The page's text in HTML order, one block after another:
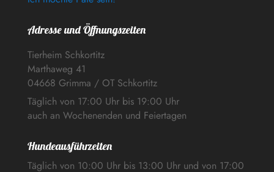
Adresse und Öffnungszeiten
Tierheim Schkortitz
Marthaweg 41
04668 Grimma / OT Schkortitz
Täglich von 17:00 Uhr bis 19:00 Uhr
auch an Wochenenden und Feiertagen
Hundeausführzeiten
Täglich von 10:00 Uhr bis 13:00 Uhr und von 17:00